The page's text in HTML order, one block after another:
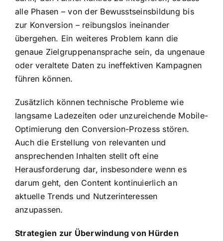
alle Phasen – von der Bewusstseinsbildung bis
zur Konversion – reibungslos ineinander
übergehen. Ein weiteres Problem kann die
genaue Zielgruppenansprache sein, da ungenaue
oder veraltete Daten zu ineffektiven Kampagnen
führen können.
Zusätzlich können technische Probleme wie
langsame Ladezeiten oder unzureichende Mobile-
Optimierung den Conversion-Prozess stören.
Auch die Erstellung von relevanten und
ansprechenden Inhalten stellt oft eine
Herausforderung dar, insbesondere wenn es
darum geht, den Content kontinuierlich an
aktuelle Trends und Nutzerinteressen
anzupassen.
Strategien zur Überwindung von Hürden